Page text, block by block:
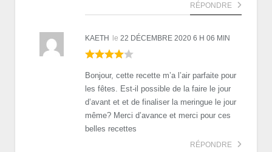
RÉPONDRE
KAETH le 22 DÉCEMBRE 2020 6 H 06 MIN
Bonjour, cette recette m’a l’air parfaite pour
les fêtes. Est-il possible de la faire le jour
d’avant et et de finaliser la meringue le jour
même? Merci d’avance et merci pour ces
belles recettes
RÉPONDRE